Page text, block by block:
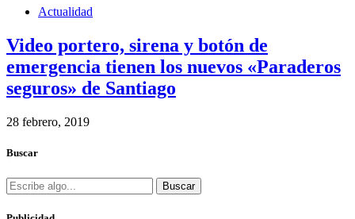
Actualidad
Video portero, sirena y botón de
emergencia tienen los nuevos «Paraderos
seguros» de Santiago
28 febrero, 2019
Buscar
Buscar